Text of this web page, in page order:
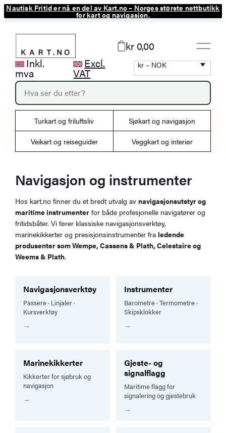
Hopp
Nautisk Fritid er nå en del av Kart.no – Norges største nettbutikk
for kart og navigasjon.
kr 0,00
Inkl.
mva
Excl.
VAT
kr – NOK
P
o
d
c
s
e
a
r
c
h
Turkart og friluftsliv Sjøkart og navigasjon
Veikart og reiseguider Veggkart og interiør
Navigasjon og instrumenter
Hos kart.no finner du et bredt utvalg avnavigasjonsutstyr og
maritime instrumenter for både profesjonelle navigatører og
fritidsbåter. Vi fører klassiske navigasjonsverktøy,
marinekikkerter og presisjonsinstrumenter fraledende
produsenter som Wempe, Cassens & Plath, Celestaire og
Weems & Plath.
Navigasjonsverktøy
Passere · Linjaler ·
Kursverktøy
Instrumenter
Barometre · Termometre ·
Skipsklokker
Marinekikkerter
Kikkerter for sjøbruk og
navigasjon
Gjeste- og
signalflagg
Maritime flagg for
signalering og gjestebruk